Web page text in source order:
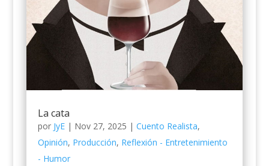
La cata
por JyE| Nov 27, 2025 | Cuento Realista,
Opinión, Producción, Reflexión - Entretenimiento
- Humor